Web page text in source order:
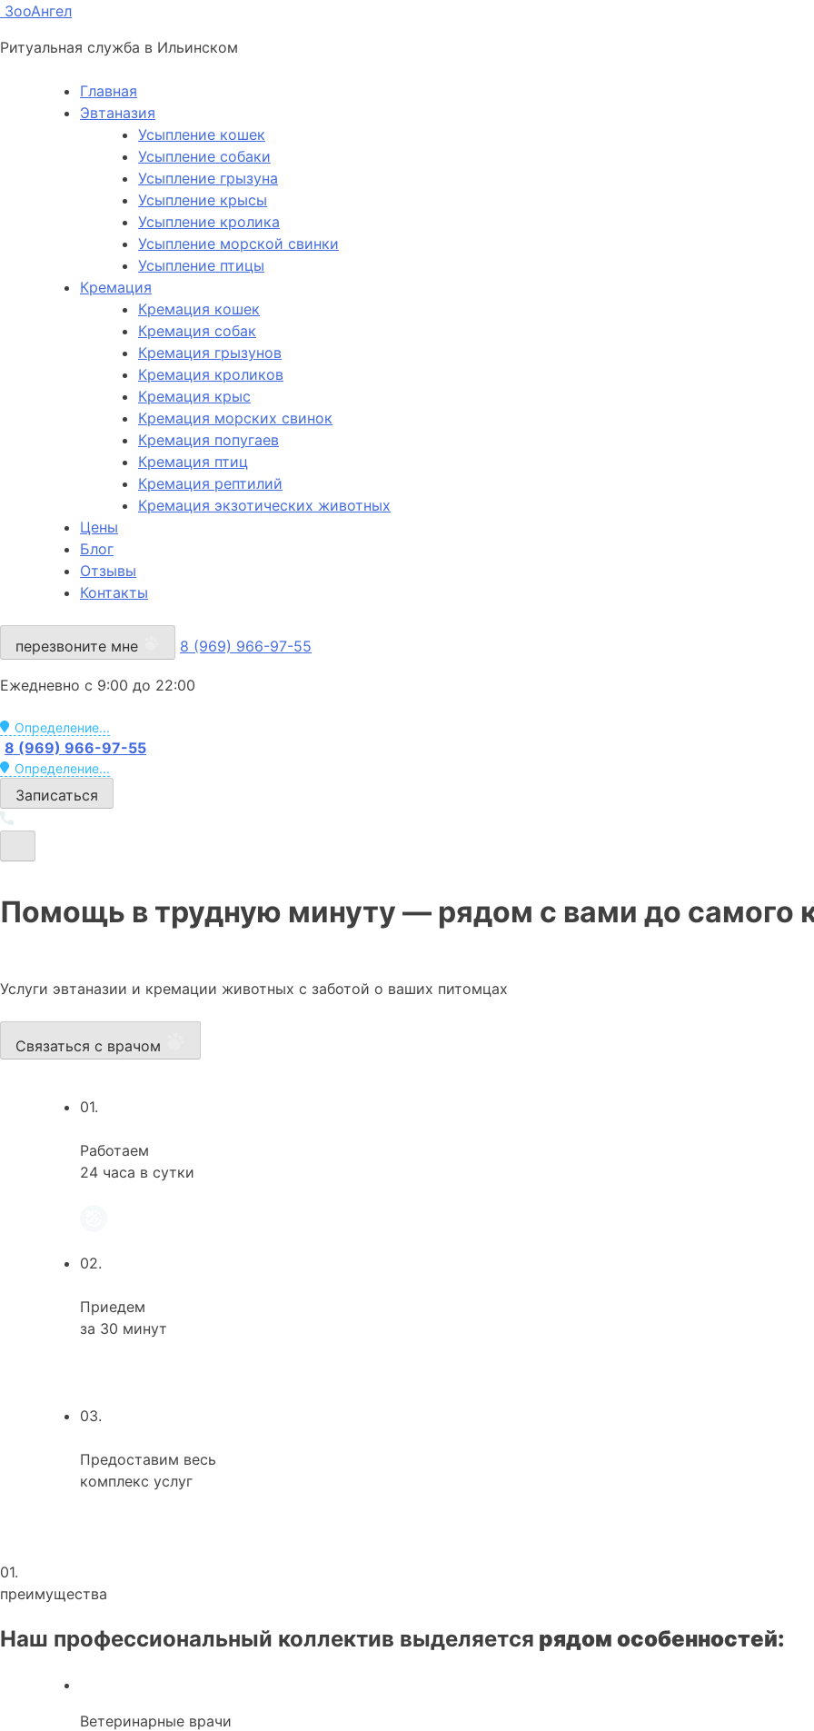
ЗооАнгел
Ритуальная служба в Ильинском
Главная
Эвтаназия
Усыпление кошек
Усыпление собаки
Усыпление грызуна
Усыпление крысы
Усыпление кролика
Усыпление морской свинки
Усыпление птицы
Кремация
Кремация кошек
Кремация собак
Кремация грызунов
Кремация кроликов
Кремация крыс
Кремация морских свинок
Кремация попугаев
Кремация птиц
Кремация рептилий
Кремация экзотических животных
Цены
Блог
Отзывы
Контакты
перезвоните мне 8 (969) 966-97-55
Ежедневно с 9:00 до 22:00
Определение...
8 (969) 966-97-55
Определение...
Записаться
Помощь в трудную минуту — рядом с вами до самого
Услуги эвтаназии и кремации животных с заботой о ваших питомцах
Связаться с врачом
01.
Работаем
24 часа в сутки
02.
Приедем
за 30 минут
03.
Предоставим весь
комплекс услуг
01.
преимущества
Наш профессиональный коллектив выделяется рядом особенностей:
Ветеринарные врачи